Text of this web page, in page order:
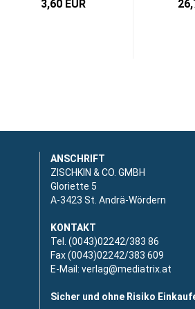
3,60 EUR
ANSCHRIFT
ZISCHKIN & CO. GMBH
Gloriette 5
A-3423 St. Andrä-Wördern
KONTAKT
Tel. (0043)02242/383 86
Fax (0043)02242/383 609
E-Mail: verlag@mediatrix.at
Sicher und ohne Risiko